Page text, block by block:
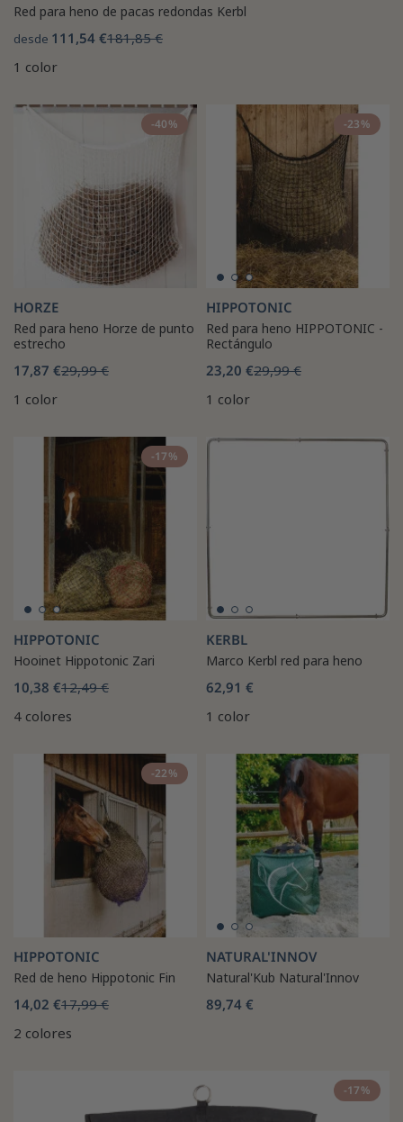
Red para heno de pacas redondas Kerbl
desde 111,54 €181,85 €
1 color
-40%
HORZE
Red para heno Horze de punto
estrecho
17,87 €29,99 €
1 color
-23%
HIPPOTONIC
Red para heno HIPPOTONIC -
Rectángulo
23,20 €29,99 €
1 color
-17%
HIPPOTONIC
Hooinet Hippotonic Zari
10,38 €12,49 €
4 colores
KERBL
Marco Kerbl red para heno
62,91 €
1 color
-22%
HIPPOTONIC
Red de heno Hippotonic Fin
14,02 €17,99 €
2 colores
NATURAL'INNOV
Natural'Kub Natural'Innov
89,74 €
-17%